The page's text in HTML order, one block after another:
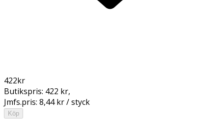
422kr
Butikspris: 422 kr,
Jmfs.pris: 8,44 kr / styck
Köp